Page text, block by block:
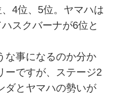
4位、5位。ヤマハは
スクバーナが6位と
な事になるのか分か
ーですが、ステージ2
ダとヤマハの勢いが